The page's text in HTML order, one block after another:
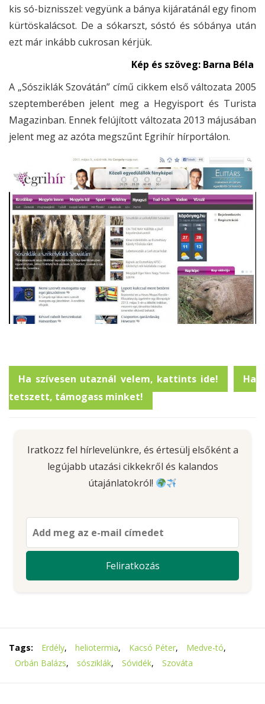
kis só-biznisszel: vegyünk a bánya kijáratánál egy finom
kürtöskalácsot. De a sókarszt, sóstó és sóbánya után
ezt már inkább cukrosan kérjük.
Kép és szöveg: Barna Béla
A „Sósziklák Szovátán” című cikkem első változata 2005
szeptemberében jelent meg a Hegyisport és Turista
Magazinban. Ennek felújított változata 2013 májusában
jelent meg az azóta megszűnt Egrihír hírportálon.
Ha szívesen utaznál velem, kattints ide!
Ha
tetszett, támogass minket!
Iratkozz fel hírlevelünkre, és értesülj elsőként a
legújabb utazási cikkekről és kalandos
útajánlatokról!
Tags: Erdély, heliotermia, Kacsó Péter, Medve-tó,
Orbán Balázs, sósziklák, Sóvidék, Szováta